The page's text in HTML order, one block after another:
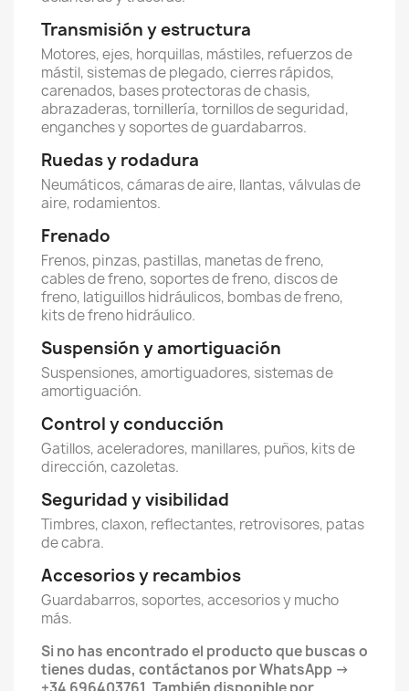
Transmisión y estructura
Motores, ejes, horquillas, mástiles, refuerzos de
mástil, sistemas de plegado, cierres rápidos,
carenados, bases protectoras de chasis,
abrazaderas, tornillería, tornillos de seguridad,
enganches y soportes de guardabarros.
Ruedas y rodadura
Neumáticos, cámaras de aire, llantas, válvulas de
aire, rodamientos.
Frenado
Frenos, pinzas, pastillas, manetas de freno,
cables de freno, soportes de freno, discos de
freno, latiguillos hidráulicos, bombas de freno,
kits de freno hidráulico.
Suspensión y amortiguación
Suspensiones, amortiguadores, sistemas de
amortiguación.
Control y conducción
Gatillos, aceleradores, manillares, puños, kits de
dirección, cazoletas.
Seguridad y visibilidad
Timbres, claxon, reflectantes, retrovisores, patas
de cabra.
Accesorios y recambios
Guardabarros, soportes, accesorios y mucho
más.
Si no has encontrado el producto que buscas o
tienes dudas, contáctanos por WhatsApp ->